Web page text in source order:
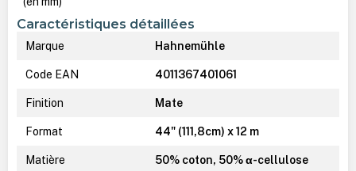
Caractéristiques détaillées
Marque Hahnemühle
Code EAN 4011367401061
Finition Mate
Format 44" (111,8cm) x 12 m
Matière 50% coton, 50% α-cellulose